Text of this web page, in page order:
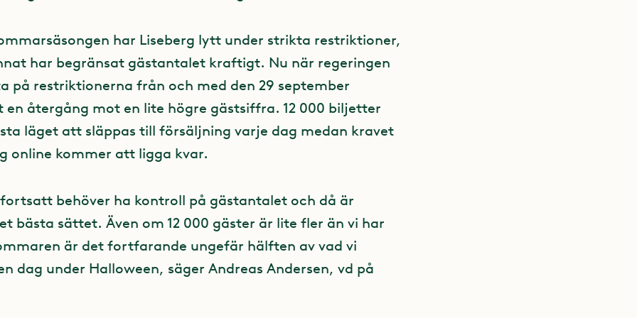
har Liseberg lytt under strikta restriktioner,
har begränsat gästantalet kraftigt. Nu när regeringen
på restriktionerna från och med den 29 september
en återgång mot en lite högre gästsiffra. 12 000 biljetter
läget att släppas till försäljning varje dag medan kravet
online kommer att ligga kvar.
behöver ha kontroll på gästantalet och då är
bästa sättet. Även om 12 000 gäster är lite fler än vi har
är det fortfarande ungefär hälften av vad vi
dag under Halloween, säger Andreas Andersen, vd på